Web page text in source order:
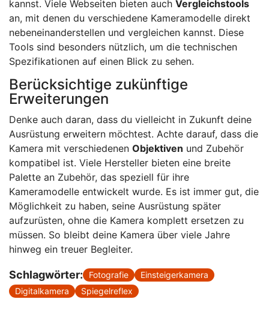
kannst. Viele Webseiten bieten auch Vergleichstools
an, mit denen du verschiedene Kameramodelle direkt
nebeneinanderstellen und vergleichen kannst. Diese
Tools sind besonders nützlich, um die technischen
Spezifikationen auf einen Blick zu sehen.
Berücksichtige zukünftige
Erweiterungen
Denke auch daran, dass du vielleicht in Zukunft deine
Ausrüstung erweitern möchtest. Achte darauf, dass die
Kamera mit verschiedenen Objektiven und Zubehör
kompatibel ist. Viele Hersteller bieten eine breite
Palette an Zubehör, das speziell für ihre
Kameramodelle entwickelt wurde. Es ist immer gut, die
Möglichkeit zu haben, seine Ausrüstung später
aufzurüsten, ohne die Kamera komplett ersetzen zu
müssen. So bleibt deine Kamera über viele Jahre
hinweg ein treuer Begleiter.
Schlagwörter: Fotografie
Einsteigerkamera
Digitalkamera
Spiegelreflex